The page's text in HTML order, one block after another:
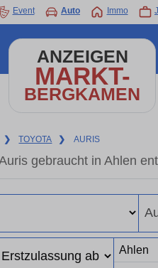
Event Auto Immo
ANZEIGEN
MARKT-
BERGKAMEN
❯ TOYOTA ❯ AURIS
gebraucht in Ahlen